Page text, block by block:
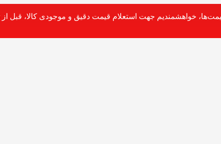
خواهشمندیم جهت استعلام قیمت دقیق و موجودی کالا، قبل